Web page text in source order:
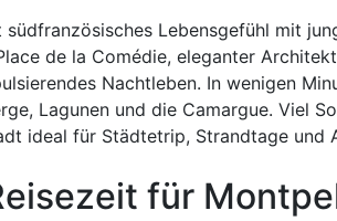
Lebensgefühl mit
de la Comédie, eleganter
Nachtleben. In wenigen
Lagunen und die Camargue. Viel
ideal für Städtetrip, Strandtage und
für